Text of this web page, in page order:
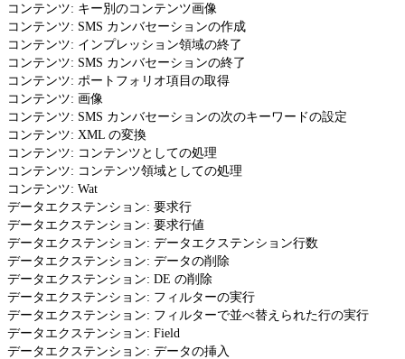
コンテンツ: キー別のコンテンツ画像
コンテンツ: SMS カンバセーションの作成
コンテンツ: インプレッション領域の終了
コンテンツ: SMS カンバセーションの終了
コンテンツ: ポートフォリオ項目の取得
コンテンツ: 画像
コンテンツ: SMS カンバセーションの次のキーワードの設定
コンテンツ: XML の変換
コンテンツ: コンテンツとしての処理
コンテンツ: コンテンツ領域としての処理
コンテンツ: Wat
データエクステンション: 要求行
データエクステンション: 要求行値
データエクステンション: データエクステンション行数
データエクステンション: データの削除
データエクステンション: DE の削除
データエクステンション: フィルターの実行
データエクステンション: フィルターで並べ替えられた行の実行
データエクステンション: Field
データエクステンション: データの挿入